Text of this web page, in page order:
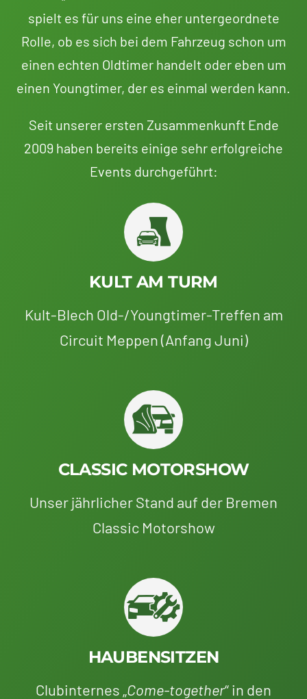
spielt es für uns eine eher untergeordnete
Rolle, ob es sich bei dem Fahrzeug schon um
einen echten Oldtimer handelt oder eben um
einen Youngtimer, der es einmal werden kann.
Seit unserer ersten Zusammenkunft Ende
2009 haben bereits einige sehr erfolgreiche
Events durchgeführt:
KULT AM TURM
Kult-Blech Old-/Youngtimer-Treffen am
Circuit Meppen (Anfang Juni)
CLASSIC MOTORSHOW
Unser jährlicher Stand auf der Bremen
Classic Motorshow
HAUBENSITZEN
Clubinternes „ Come-together“ in den